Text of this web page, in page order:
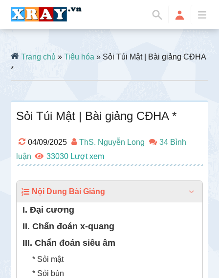
Trang chủ »Tiêu hóa » Sỏi Túi Mật | Bài giảng CĐHA
*
Sỏi Túi Mật | Bài giảng CĐHA *
04/09/2025 ThS. Nguyễn Long
34 Bình
luận
33030
Nội Dung Bài Giảng
I. Đại cương
II. Chẩn đoán x-quang
III. Chẩn đoán siêu âm
* Sỏi mật
* Sỏi bùn